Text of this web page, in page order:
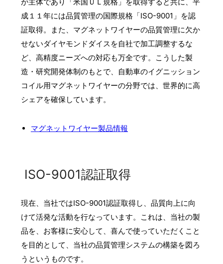
成１１年には品質管理の国際規格「ISO-9001」を認
証取得。また、マグネットワイヤーの品質管理に欠か
せないダイヤモンドダイスを自社で加工調整するな
ど、高精度ニーズへの対応も万全です。こうした製
造・研究開発体制のもとで、自動車のイグニッション
コイル用マグネットワイヤーの分野では、世界的に高
シェアを確保しています。
マグネットワイヤー製品情報
ISO-9001認証取得
現在、当社ではISO-9001認証取得し、品質向上に向
けて活発な活動を行なっています。これは、当社の製
品を、お客様に安心して、喜んで使っていただくこと
を目的として、当社の品質管理システムの構築を図ろ
うというものです。